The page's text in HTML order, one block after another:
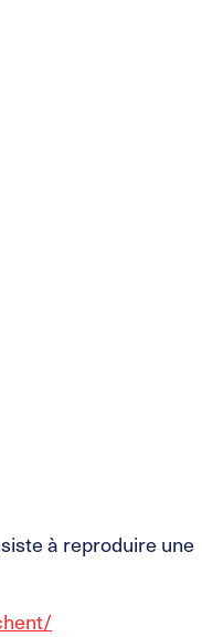
à reproduire une